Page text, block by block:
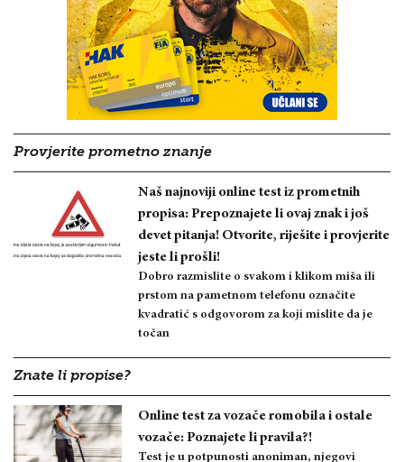
Provjerite prometno znanje
Naš najnoviji online test iz prometnih
propisa: Prepoznajete li ovaj znak i još
devet pitanja! Otvorite, riješite i provjerite
jeste li prošli!
Dobro razmislite o svakom i klikom miša ili
prstom na pametnom telefonu označite
kvadratić s odgovorom za koji mislite da je
točan
Znate li propise?
Online test za vozače romobila i ostale
vozače: Poznajete li pravila?!
Test je u potpunosti anoniman, njegovi